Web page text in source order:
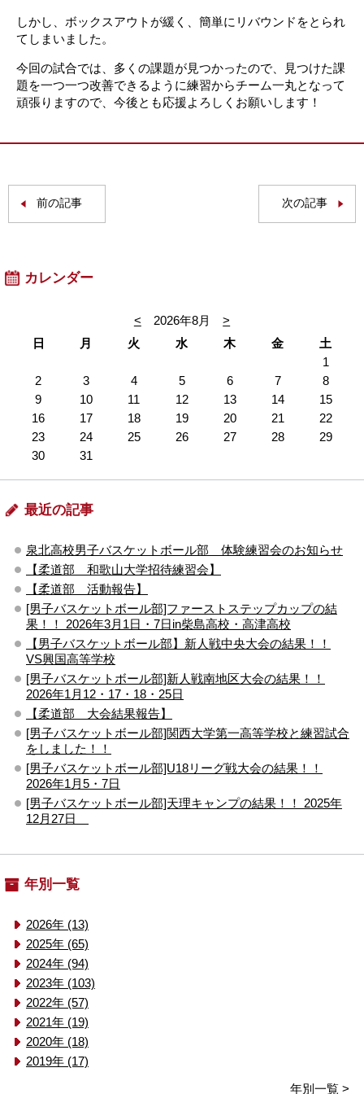
しかし、ボックスアウトが緩く、簡単にリバウンドをとられ
てしまいました。
今回の試合では、多くの課題が見つかったので、見つけた課
題を一つ一つ改善できるように練習からチーム一丸となって
頑張りますので、今後とも応援よろしくお願いします！
前の記事 次の記事
カレンダー
< 2026年8月
>
日
月 火 水 木 金
土
1
2
3 4 5 6 7
8
9
10 11 12 13 14
15
16
17 18 19 20 21
22
23
24 25 26 27 28
29
30
31
最近の記事
泉北高校男子バスケットボール部 体験練習会のお知らせ
【柔道部 和歌山大学招待練習会】
【柔道部 活動報告】
[男子バスケットボール部]ファーストステップカップの結
果！！ 2026年3月1日・7日in柴島高校・高津高校
【男子バスケットボール部】新人戦中央大会の結果！！
VS興国高等学校
[男子バスケットボール部]新人戦南地区大会の結果！！
2026年1月12・17・18・25日
【柔道部 大会結果報告】
[男子バスケットボール部]関西大学第一高等学校と練習試合
をしました！！
[男子バスケットボール部]U18リーグ戦大会の結果！！
2026年1月5・7日
[男子バスケットボール部]天理キャンプの結果！！ 2025年
12月27日
年別一覧
2026年 (13)
2025年 (65)
2024年 (94)
2023年 (103)
2022年 (57)
2021年 (19)
2020年 (18)
2019年 (17)
年別一覧 >